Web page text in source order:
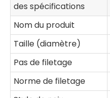
des spécifications
Nom du produit
Taille (diamètre)
Pas de filetage
Norme de filetage